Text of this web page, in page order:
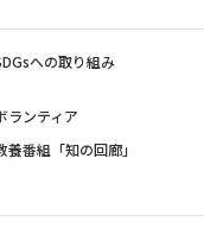
への取り組み
ランティア
養番組「知の回廊」